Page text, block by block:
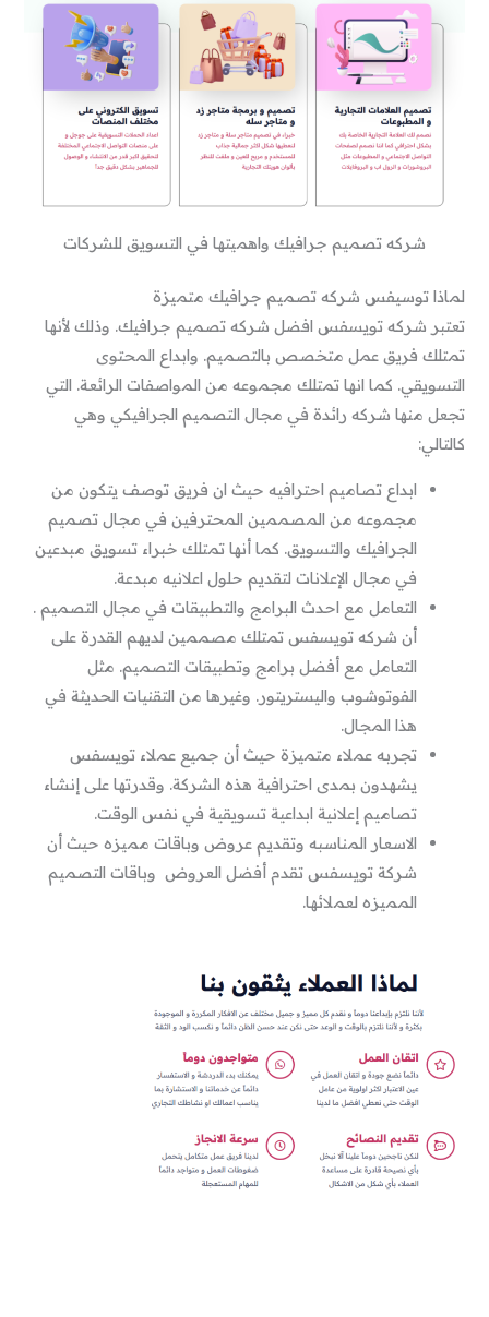
شركه تصميم جرافيك واهميتها في التسويق للشركات
لماذا توسيفس شركه تصميم جرافيك متميزة
تعتبر شركه تويسفس افضل شركه تصميم جرافيك. وذلك لأنها
تمتلك فريق عمل متخصص بالتصميم. وابداع المحتوى
التسويقي. كما انها تمتلك مجموعه من المواصفات الرائعة. التي
تجعل منها شركه رائدة في مجال التصميم الجرافيكي وهي
كالتالي:
ابداع تصاميم احترافيه حيث ان فريق توصف يتكون من
مجموعه من المصممين المحترفين في مجال تصميم
الجرافيك والتسويق. كما أنها تمتلك خبراء تسويق مبدعين
في مجال الإعلانات لتقديم حلول اعلانيه مبدعة.
التعامل مع احدث البرامج والتطبيقات في مجال التصميم .
أن شركه تويسفس تمتلك مصممين لديهم القدرة على
التعامل مع أفضل برامج وتطبيقات التصميم. مثل
الفوتوشوب واليستريتور. وغيرها من التقنيات الحديثة في
هذا المجال.
تجربه عملاء متميزة حيث أن جميع عملاء تويسفس
يشهدون بمدى احترافية هذه الشركة. وقدرتها على إنشاء
تصاميم إعلانية ابداعية تسويقية في نفس الوقت.
الاسعار المناسبه وتقديم عروض وباقات مميزه حيث أن
شركة تويسفس تقدم أفضل العروض وباقات التصميم
المميزه لعملائها.